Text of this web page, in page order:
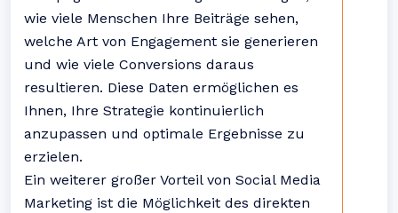
wie viele Menschen Ihre Beiträge sehen,
welche Art von Engagement sie generieren
und wie viele Conversions daraus
resultieren. Diese Daten ermöglichen es
Ihnen, Ihre Strategie kontinuierlich
anzupassen und optimale Ergebnisse zu
erzielen.
Ein weiterer großer Vorteil von Social Media
Marketing ist die Möglichkeit des direkten